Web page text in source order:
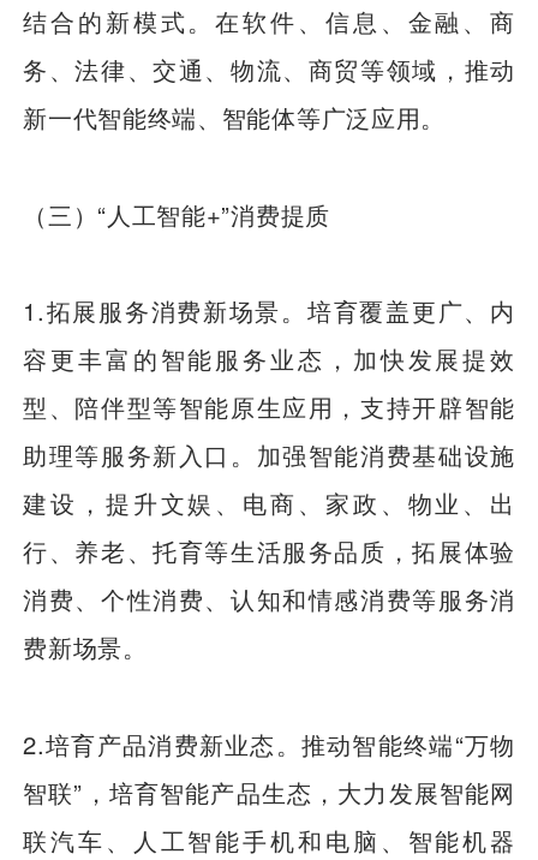
结合的新模式。在软件、信息、金融、商
务、法律、交通、物流、商贸等领域，推动
新一代智能终端、智能体等广泛应用。
（三）“人工智能+”消费提质
1.拓展服务消费新场景。培育覆盖更广、内
容更丰富的智能服务业态，加快发展提效
型、陪伴型等智能原生应用，支持开辟智能
助理等服务新入口。加强智能消费基础设施
建设，提升文娱、电商、家政、物业、出
行、养老、托育等生活服务品质，拓展体验
消费、个性消费、认知和情感消费等服务消
费新场景。
2.培育产品消费新业态。推动智能终端“万物
智联”，培育智能产品生态，大力发展智能网
联汽车、人工智能手机和电脑、智能机器